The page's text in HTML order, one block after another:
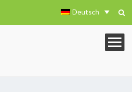
Deutsch